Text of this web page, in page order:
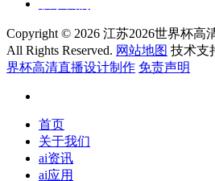
Copyright © 2026 江苏2026世界杯高
All Rights Reserved. 网站地图 技术支
界杯高清直播设计制作 免责声明
首页
关于我们
ai资讯
ai应用